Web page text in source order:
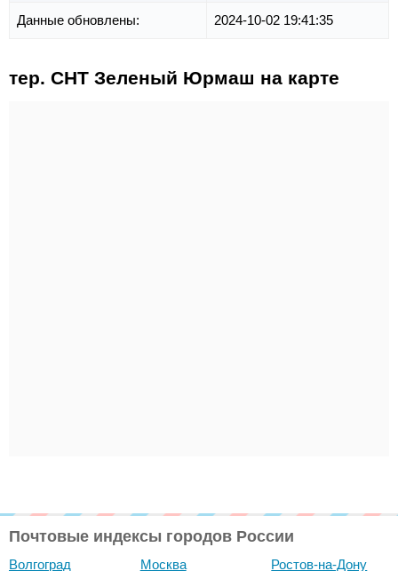
Данные обновлены: 2024-10-02 19:41:35
тер. СНТ Зеленый Юрмаш на карте
Почтовые индексы городов России
Волгоград Москва Ростов-на-Дону